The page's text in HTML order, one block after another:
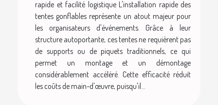
rapide et facilité logistique L'installation rapide des
tentes gonflables représente un atout majeur pour
les organisateurs d'événements. Grâce à leur
structure autoportante, ces tentes ne requièrent pas
de supports ou de piquets traditionnels, ce qui
permet un montage et un démontage
considérablement accéléré. Cette efficacité réduit
les coûts de main-d'œuvre, puisqu'il...